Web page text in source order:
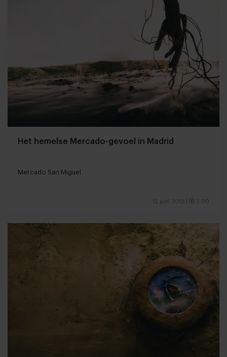
Het hemelse Mercado-gevoel in Madrid
Mercado San Miguel
12 juni 2012 3:00